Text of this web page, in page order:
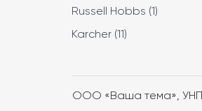
Russell Hobbs (1)
Karcher (11)
ООО «Ваша тема», УНП: